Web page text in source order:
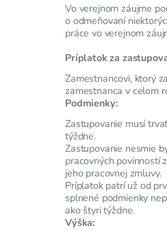
Vo verejnom záujme
o odmeňovaní
práce vo verejnom
Príplatok za
Zamestnancovi, ktorý
zamestnanca v celom
Podmienky:
Zastupovanie musí
týždne.
Zastupovanie nesmie
pracovných povinností
jeho pracovnej zmluvy.
Príplatok patrí už od
splnené podmienky
ako štyri týždne.
Výška: